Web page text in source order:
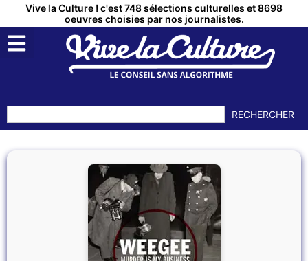
Vive la Culture ! c'est 748 sélections culturelles et 8698
oeuvres choisies par nos journalistes.
RECHERCHER